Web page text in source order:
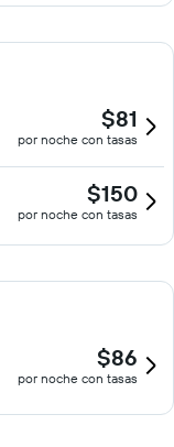
$81
por noche con tasas
$150
por noche con tasas
$86
por noche con tasas